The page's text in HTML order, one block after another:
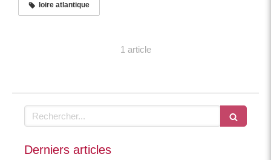
loire atlantique
1 article
Rechercher
Derniers articles